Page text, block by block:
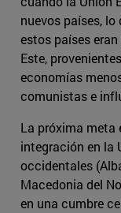
nuevos países,
estos países
Este,
economías
comunistas e
La próxima meta
integración en la
occidentales
Macedonia del
en una cumbre